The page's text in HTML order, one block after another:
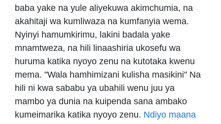
baba yake na yule aliyekuwa akimchumia, na
akahitaji wa kumliwaza na kumfanyia wema.
Nyinyi hamumkirimu, lakini badala yake
mnamtweza, na hili linaashiria ukosefu wa
huruma katika nyoyo zenu na kutotaka kwenu
mema. "Wala hamhimizani kulisha masikini" Na
hili ni kwa sababu ya ubahili wenu juu ya
mambo ya dunia na kuipenda sana ambako
kumeimarika katika nyoyo zenu. Ndiyo maana